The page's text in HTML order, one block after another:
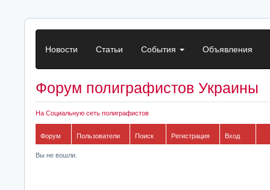
Новости Статьи События Объявления
Форум полиграфистов Украины
На Социальную сеть полиграфистов
Форум Пользователи Поиск Регистрация Вход
Вы не вошли.